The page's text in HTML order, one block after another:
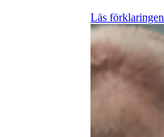
Läs förklaringen